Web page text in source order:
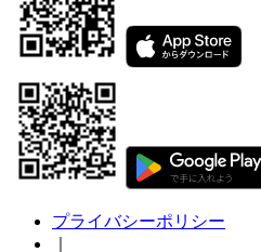
プライバシーポリシー